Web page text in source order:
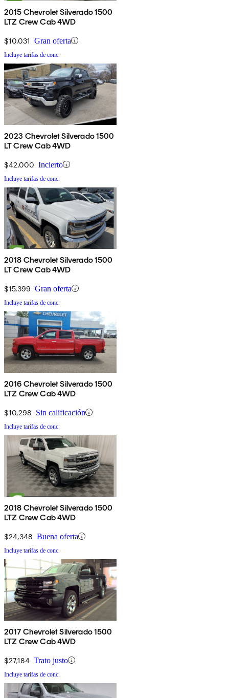
2015 Chevrolet Silverado 1500
LTZ Crew Cab 4WD
$10,031 Gran oferta
Incluye tarifas de conc.
2023 Chevrolet Silverado 1500
LT Crew Cab 4WD
$42,000 Incierto
Incluye tarifas de conc.
2018 Chevrolet Silverado 1500
LT Crew Cab 4WD
$15,399 Gran oferta
Incluye tarifas de conc.
2016 Chevrolet Silverado 1500
LTZ Crew Cab 4WD
$10,298 Sin calificación
Incluye tarifas de conc.
2018 Chevrolet Silverado 1500
LTZ Crew Cab 4WD
$24,348 Buena oferta
Incluye tarifas de conc.
2017 Chevrolet Silverado 1500
LTZ Crew Cab 4WD
$27,184 Trato justo
Incluye tarifas de conc.